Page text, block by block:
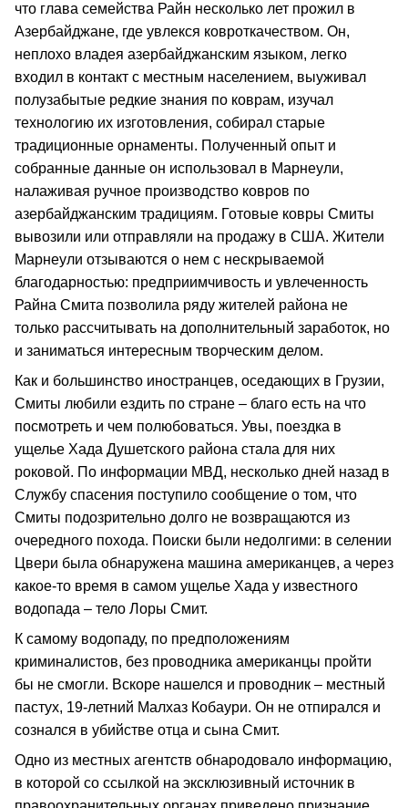
что глава семейства Райн несколько лет прожил в
Азербайджане, где увлекся ковроткачеством. Он,
неплохо владея азербайджанским языком, легко
входил в контакт с местным населением, выуживал
полузабытые редкие знания по коврам, изучал
технологию их изготовления, собирал старые
традиционные орнаменты. Полученный опыт и
собранные данные он использовал в Марнеули,
налаживая ручное производство ковров по
азербайджанским традициям. Готовые ковры Смиты
вывозили или отправляли на продажу в США. Жители
Марнеули отзываются о нем с нескрываемой
благодарностью: предприимчивость и увлеченность
Райна Смита позволила ряду жителей района не
только рассчитывать на дополнительный заработок, но
и заниматься интересным творческим делом.
Как и большинство иностранцев, оседающих в Грузии,
Смиты любили ездить по стране – благо есть на что
посмотреть и чем полюбоваться. Увы, поездка в
ущелье Хада Душетского района стала для них
роковой. По информации МВД, несколько дней назад в
Службу спасения поступило сообщение о том, что
Смиты подозрительно долго не возвращаются из
очередного похода. Поиски были недолгими: в селении
Цвери была обнаружена машина американцев, а через
какое-то время в самом ущелье Хада у известного
водопада – тело Лоры Смит.
К самому водопаду, по предположениям
криминалистов, без проводника американцы пройти
бы не смогли. Вскоре нашелся и проводник – местный
пастух, 19-летний Малхаз Кобаури. Он не отпирался и
сознался в убийстве отца и сына Смит.
Одно из местных агентств обнародовало информацию,
в которой со ссылкой на эксклюзивный источник в